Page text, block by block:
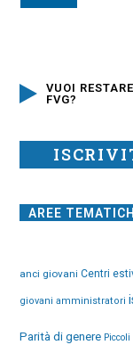
VUOI
FVG?
AREE
anci giovani Centri
giovani amministratori
Parità di genere Piccoli